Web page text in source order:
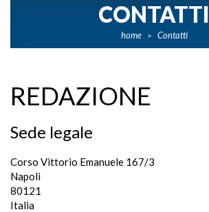
CONTATTI
home > Contatti
REDAZIONE
Sede legale
Corso Vittorio Emanuele 167/3
Napoli
80121
Italia